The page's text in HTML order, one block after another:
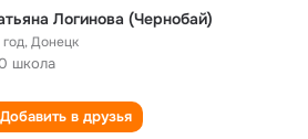
Логинова (Чернобай)
год,Донецк
школа
Добавить в друзья